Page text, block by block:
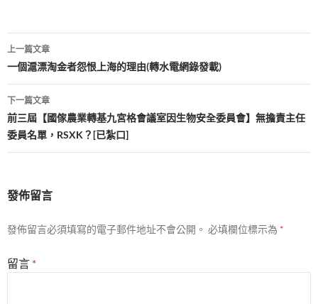
文
章
導
覽
上一篇文章
一個滬漂淘金者怨恨上海的理由(轉水電網錄發載)
下一篇文章
前三屆【國傢農業轉基九宮格會議室因生物安全委員會】無擔責主任
委員名單，RSXK？[已紮口]
發佈留言
發佈留言必須填寫的電子郵件地址不會公開。 必填欄位標示為 *
留言 *